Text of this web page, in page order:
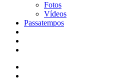
Fotos
Vídeos
Passatempos